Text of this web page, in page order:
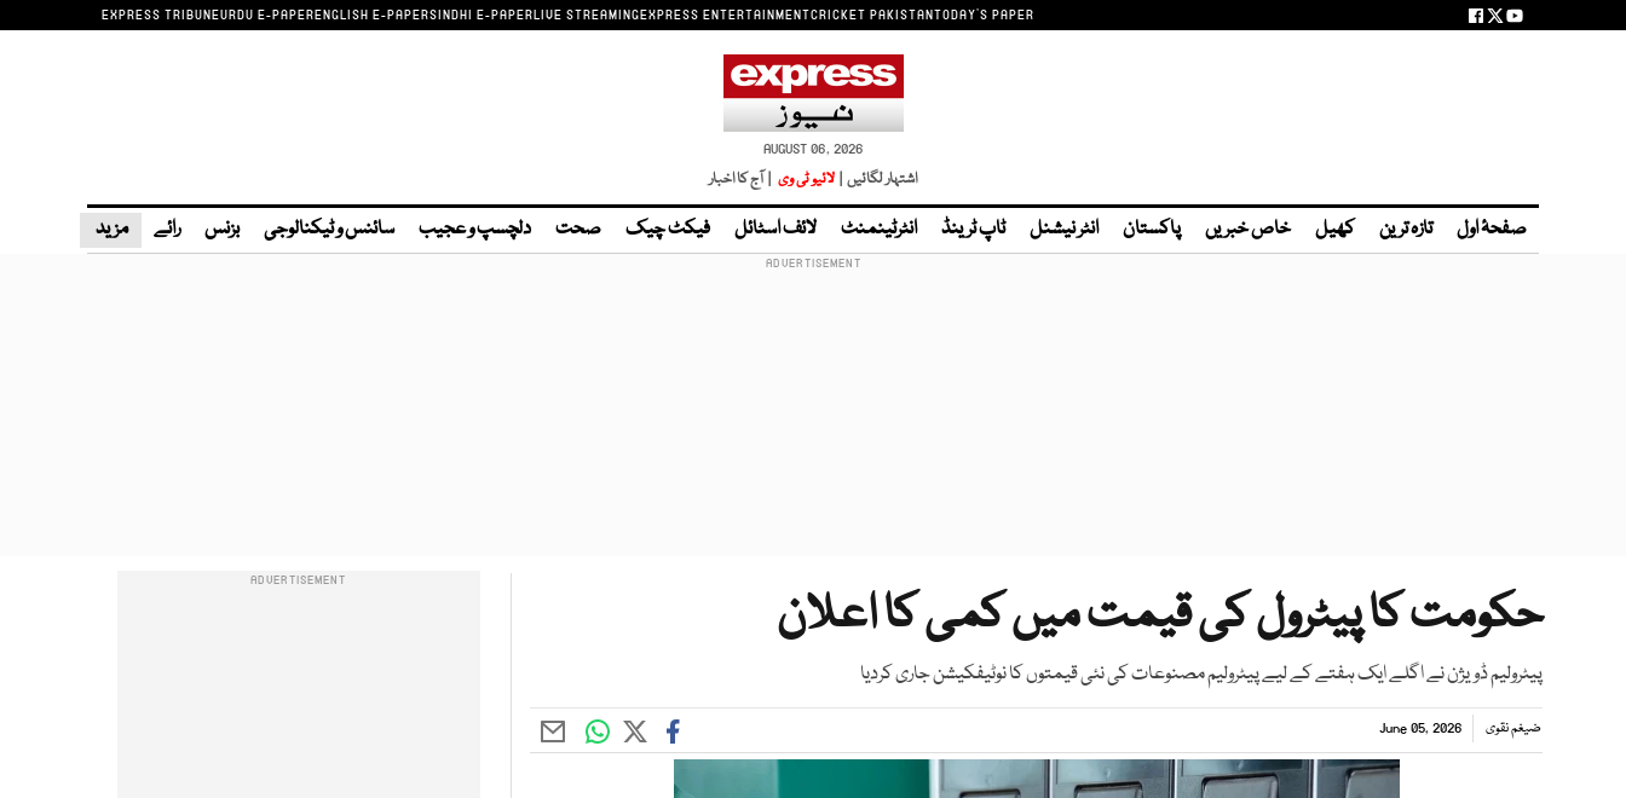
EXPRESS TRIBUNEURDU E-PAPERENGLISH E-PAPERSINDHI E-PAPERLIVE STREAMINGEXPRESS ENTERTAINMENTCRICKET PAKISTANTODAY'S PAPER
AUGUST 06, 2026
اشتہار لگائیں | لائیو ٹی وی | آج کا اخبار
صفحۂ اول تازہ ترین کھیل خاص خبریں پاکستان انٹر نیشنل ٹاپ ٹرینڈ انٹرٹینمنٹ لائف اسٹائل فیکٹ چیک صحت دلچسپ و عجیب سائنس و ٹیکنالوجی بزنس رائے مزید
حکومت کا پیٹرول کی قیمت میں کمی کا اعلان
پیٹرولیم ڈویژن نے اگلے ایک ہفتے کے لیے پیٹرولیم مصنوعات کی نئی قیمتوں کا نوٹیفکیشن جاری کردیا
ضیغم نقوی June 05, 2026